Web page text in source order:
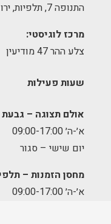
התנופה 7, תלפיות, ירושלים.
מרכז לוגיסטי:
צלע ההר 47 מודיעין
שעות פעילות
אולם תצוגה –
א׳-ה׳ 09:00-17:00
יום שישי – סגור
מחסן הזמנות –
א׳-ה׳ 09:00-17:00